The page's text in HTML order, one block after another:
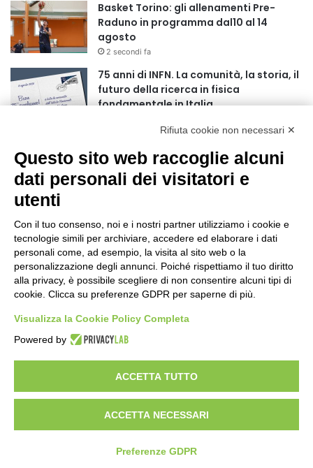
Basket Torino: gli allenamenti Pre-
Raduno in programma dal10 al 14
agosto
2 secondi fa
75 anni di INFN. La comunità, la storia, il
futuro della ricerca in fisica
fondamentale in Italia
nel pieno della stagione turistica
4 ore fa
Madonna della Neve al Rifugio Ciao
Pais
15 ore fa
Pininfarina, Davide Loris Amantea è il
nuovo Chief Creative Officer
1 giorno fa
Cesana Torinese: il secondo weekend di
agosto apre il cuore dell’estate
2 giorni fa
Privacy Policy
Rifiuta cookie non necessari ✕
Questo sito web raccoglie alcuni
dati personali dei visitatori e
utenti
Con il tuo consenso, noi e i nostri partner utilizziamo i cookie e
tecnologie simili per archiviare, accedere ed elaborare i dati
personali come, ad esempio, la visita al sito web o la
personalizzazione degli annunci. Poiché rispettiamo il tuo diritto
alla privacy, è possibile scegliere di non consentire alcuni tipi di
cookie. Clicca su preferenze GDPR per saperne di più.
Visualizza la Cookie Policy Completa
Powered by
ACCETTA TUTTO
ACCETTA NECESSARI
Preferenze GDPR